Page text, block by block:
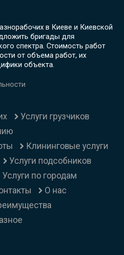
в Киеве и Киевской
бригады для
спектра. Стоимость работ
от объема работ, их
объекта.
Услуги грузчиков
Клининговые услуги
Услуги подсобников
Услуги по городам
О нас